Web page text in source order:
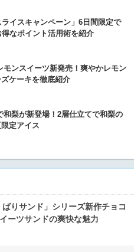
イスキャンペーン」6日間限定で
なポイント活用術を紹介
モンスイーツ新発売！爽やかレモン
ケーキを徹底紹介
和梨が新登場！2層仕立てで和梨の
定アイス
りサンド」シリーズ新作チョコ
ーツサンドの爽快な魅力